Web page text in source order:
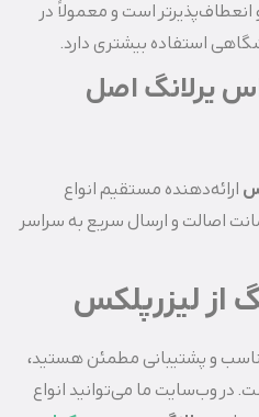
است و معمولاً در
استفاده بیشتری دارد.
یرلانگ اصل
ارائه‌دهنده مستقیم انواع
اصالت و ارسال سریع به سراسر
از لیزرپلکس
و پشتیبانی مطمئن هستید،
در وب‌سایت ما می‌توانید انواع